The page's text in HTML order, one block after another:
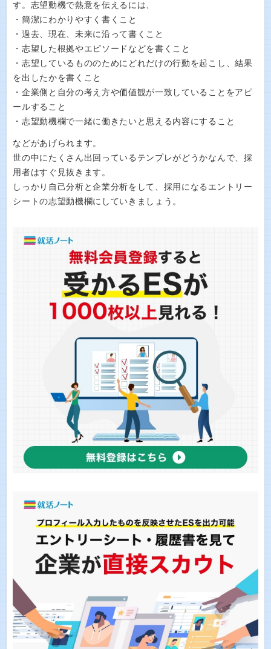
す。志望動機で熱意を伝えるには、
・簡潔にわかりやすく書くこと
・過去、現在、未来に沿って書くこと
・志望した根拠やエピソードなどを書くこと
・志望しているもののためにどれだけの行動を起こし、結果
を出したかを書くこと
・企業側と自分の考え方や価値観が一致していることをアピ
ールすること
・志望動機欄で一緒に働きたいと思える内容にすること
などがあげられます。
世の中にたくさん出回っているテンプレがどうかなんで、採
用者はすぐ見抜きます。
しっかり自己分析と企業分析をして、採用になるエントリー
シートの志望動機欄にしていきましょう。